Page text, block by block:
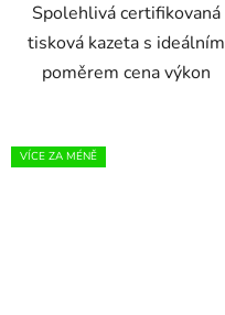
Spolehlivá certifikovaná
tisková kazeta s ideálním
poměrem cena výkon
VÍCE ZA MÉNĚ